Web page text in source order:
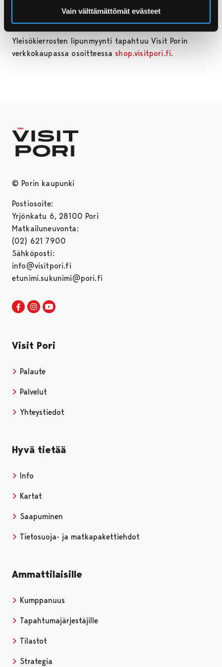
Vain välttämättömät evästeet
määrään ja muiden tuotteiden samanaikaiseen
ostamiseen.
Yleisökierrosten lipunmyynti tapahtuu Visit Porin
verkkokaupassa osoitteessashop.visitpori.fi.
© Porin kaupunki
Postiosoite:
Yrjönkatu 6, 28100 Pori
Matkailuneuvonta:
(02) 621 7900
Sähköposti:
info@visitpori.fi
etunimi.sukunimi@pori.fi
Visit Pori Facebookissa
Avautuu uudessa välilehdessä
Visit Pori Instagrammissa
Avautuu uudessa välilehdessä
Visit Pori
Palaute
Palvelut
Yhteystiedot
Hyvä tietää
Info
Kartat
Saapuminen
Tietosuoja- ja matkapakettiehdot
Ammattilaisille
Kumppanuus
Tapahtumajärjestäjille
Tilastot
Strategia